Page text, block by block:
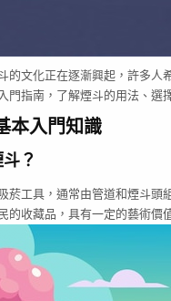
的文化正在逐漸興起，許多人
門指南，了解煙斗的用法、選
本入門知識
？
菸工具，通常由管道和煙斗頭
的收藏品，具有一定的藝術價